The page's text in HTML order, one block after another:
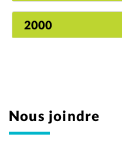
2000
Nous joindre